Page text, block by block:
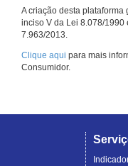
A criação desta plataforma
inciso V da Lei 8.078/1990
7.963/2013.
Clique aqui para mais
Consumidor.